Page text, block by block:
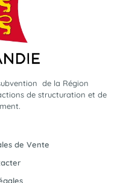
de la Région
de structuration et de
de Vente